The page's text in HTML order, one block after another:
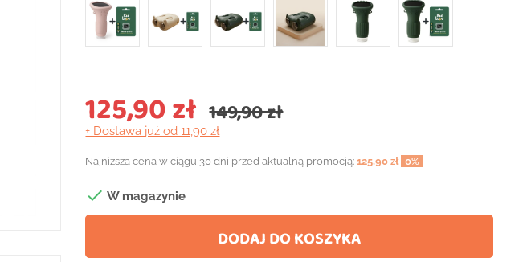
149,90 zł
125,90 zł
+ Dostawa już od 11,90 zł
Najniższa cena w ciągu 30 dni przed aktualną promocją:125,90 zł 0%
 W magazynie
DODAJ DO KOSZYKA